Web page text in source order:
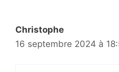
Christophe
16 septembre 2024 à